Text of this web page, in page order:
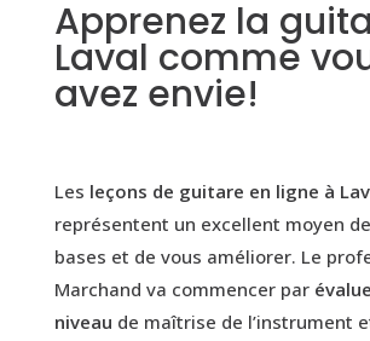
Apprenez la
Laval comme
avez envie!
Les leçons de guitare en ligne à
représentent un excellent moyen
bases et de vous améliorer. Le
Marchand va commencer par
niveau de maîtrise de l’instrument